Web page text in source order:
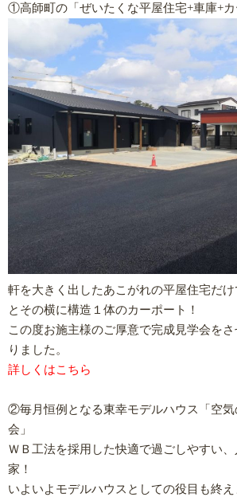
①高師町の「ぜいたくな平屋住宅+車庫+カ
軒を大きく出したあこがれの平屋住宅だ
とその横に構造１体のカーポート！
この度お施主様のご厚意で完成見学会を
りました。
詳しくはこちら
②毎月恒例となる東幸モデルハウス「空
会」
ＷＢ工法を採用した快適で過ごしやすい
家！
いよいよモデルハウスとしての役目も終